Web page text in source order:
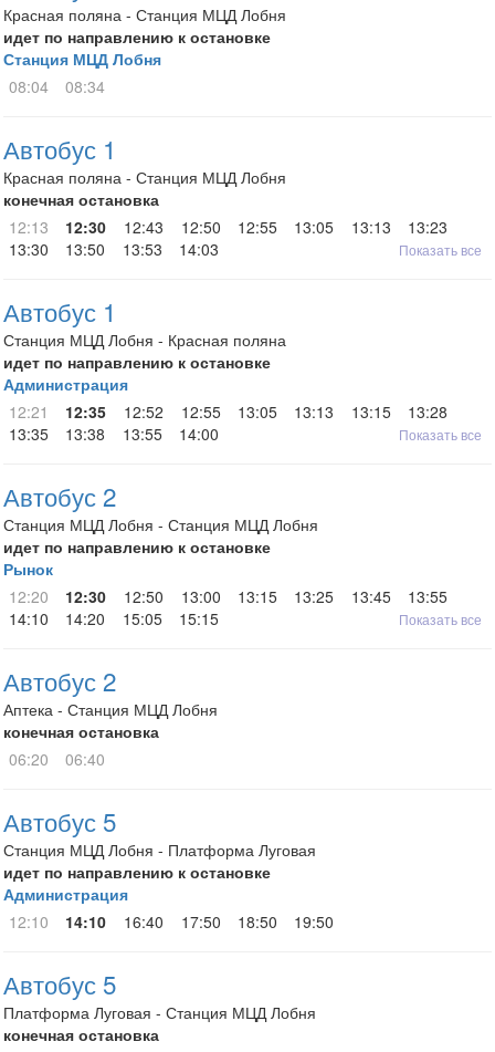
Красная поляна - Станция МЦД Лобня
идет по направлению к остановке
Станция МЦД Лобня
08:04
08:34
Автобус 1
Красная поляна - Станция МЦД Лобня
конечная остановка
12:13
12:30 12:43 12:50 12:55 13:05 13:13
13:23
13:30
13:50 13:53 14:03 Показать все
Автобус 1
Станция МЦД Лобня - Красная поляна
идет по направлению к остановке
Администрация
12:21
12:35 12:52 12:55 13:05 13:13 13:15
13:28
13:35
13:38 13:55 14:00 Показать все
Автобус 2
Станция МЦД Лобня - Станция МЦД Лобня
идет по направлению к остановке
Рынок
12:20
12:30 12:50 13:00 13:15 13:25 13:45
13:55
14:10
14:20 15:05 15:15 Показать все
Автобус 2
Аптека - Станция МЦД Лобня
конечная остановка
06:20
06:40
Автобус 5
Станция МЦД Лобня - Платформа Луговая
идет по направлению к остановке
Администрация
12:10
14:10 16:40 17:50 18:50 19:50
Автобус 5
Платформа Луговая - Станция МЦД Лобня
конечная остановка